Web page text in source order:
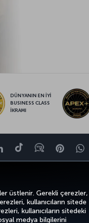
üstlenir. Gerekli çerezler,
kullanıcıların sitede
kullanıcıların sitedeki
medya bilgilerini
DÜNYANIN EN İYİ
BUSINESS CLASS
İKRAMI
LinkedIn
TiktokBlog
Yasal Uyarı